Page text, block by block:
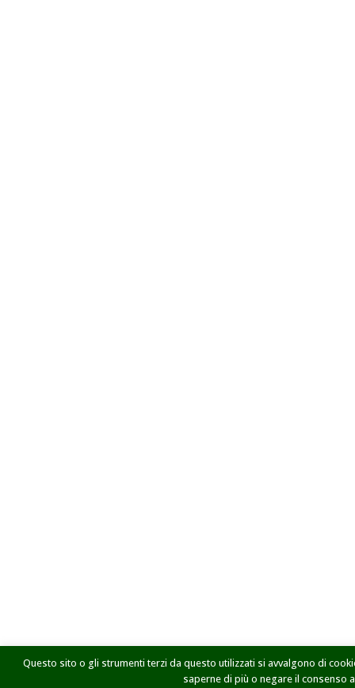
Questo sito o gli strumenti terzi da questo utilizzati si avvalgono di
saperne di più o negare il consenso